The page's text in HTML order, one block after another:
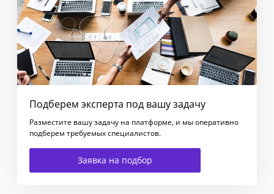
Подберем эксперта под вашу задачу
Разместите вашу задачу на платформе, и мы оперативно
подберем требуемых специалистов.
Заявка на подбор